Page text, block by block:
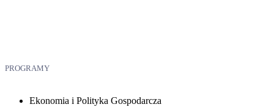
PROGRAMY
Ekonomia i Polityka Gospodarcza